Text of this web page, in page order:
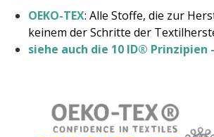
OEKO-TEX: Alle Stoffe, die zur
keinem der Schritte der
siehe auch die 10 ID®